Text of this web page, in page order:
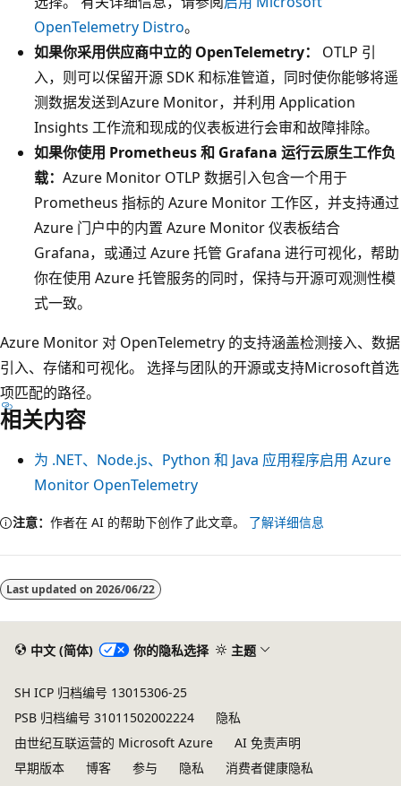
OpenTelemetry Distro。
如果你采用供应商中立的 OpenTelemetry：
OTLP 引
入，则可以保留开源 SDK 和标准管道，同时使你能够将遥
测数据发送到Azure Monitor，并利用 Application
Insights 工作流和现成的仪表板进行会审和故障排除。
如果你使用 Prometheus 和 Grafana 运行云原生工作负
载： Azure Monitor OTLP 数据引入包含一个用于
Prometheus 指标的 Azure Monitor 工作区，并支持通过
Azure 门户中的内置 Azure Monitor 仪表板结合
Grafana，或通过 Azure 托管 Grafana 进行可视化，帮助
你在使用 Azure 托管服务的同时，保持与开源可观测性模
式一致。
Azure Monitor 对 OpenTelemetry 的支持涵盖检测接入、数据
引入、存储和可视化。 选择与团队的开源或支持Microsoft首选
项匹配的路径。
相关内容
为 .NET、Node.js、Python 和 Java 应用程序启用 Azure
Monitor OpenTelemetry
注意： 作者在 AI 的帮助下创作了此文章。 了解详细信息
Last updated on 2026/06/22
中文 (简体) 你的隐私选择 主题
SH ICP 归档编号 13015306-25
PSB 归档编号 31011502002224
隐私
由世纪互联运营的 Microsoft Azure
AI 免责声明
早期版本
博客 参与 隐私
消费者健康隐私